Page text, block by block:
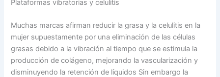
Plataformas vibratorias y celulitis
Muchas marcas afirman reducir la grasa y la celulitis en la
mujer supuestamente por una eliminación de las células
grasas debido a la vibración al tiempo que se estimula la
producción de colágeno, mejorando la vascularización y
disminuyendo la retención de líquidos Sin embargo la